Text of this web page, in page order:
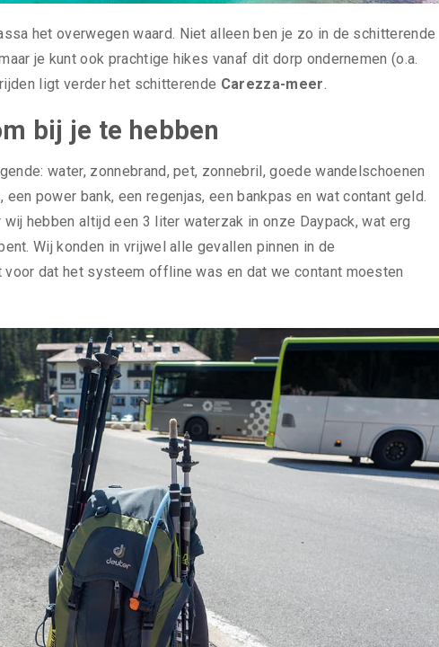
het overwegen waard. Niet alleen ben je zo in de schitterende
je kunt ook prachtige hikes vanaf dit dorp ondernemen (o.a.
ligt verder het schitterende Carezza-meer.
bij je te hebben
water, zonnebrand, pet, zonnebril, goede wandelschoenen
power bank, een regenjas, een bankpas en wat contant geld.
hebben altijd een 3 liter waterzak in onze Daypack, wat erg
Wij konden in vrijwel alle gevallen pinnen in de
voor dat het systeem offline was en dat we contant moesten